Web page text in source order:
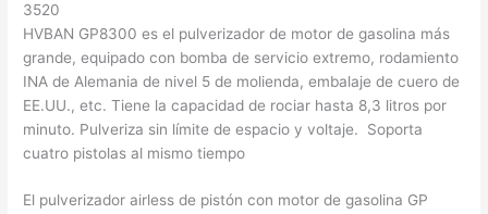
3520
HVBAN GP8300 es el pulverizador de motor de gasolina más
grande, equipado con bomba de servicio extremo, rodamiento
INA de Alemania de nivel 5 de molienda, embalaje de cuero de
EE.UU., etc. Tiene la capacidad de rociar hasta 8,3 litros por
minuto. Pulveriza sin límite de espacio y voltaje. Soporta
cuatro pistolas al mismo tiempo
El pulverizador airless de pistón con motor de gasolina GP